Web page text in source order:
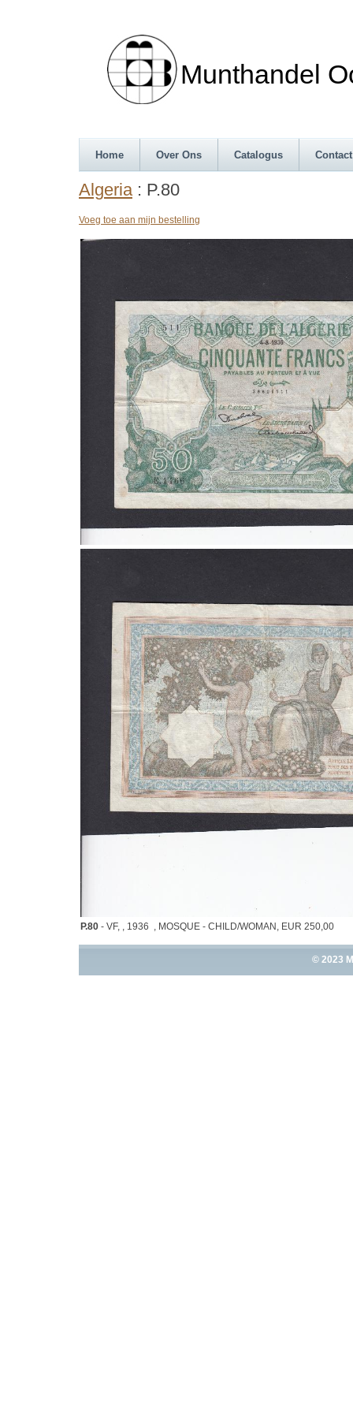
Munthandel
Home Over Ons Catalogus Contact
Algeria: P.80
Voeg toe aan mijn bestelling
P.80 - VF, , 1936 , MOSQUE - CHILD/WOMAN, EUR 250,00
© 2023